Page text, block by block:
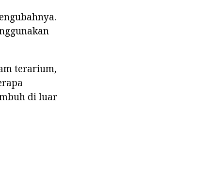
terarium,
di luar